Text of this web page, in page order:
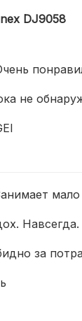
DJ9058
не
за